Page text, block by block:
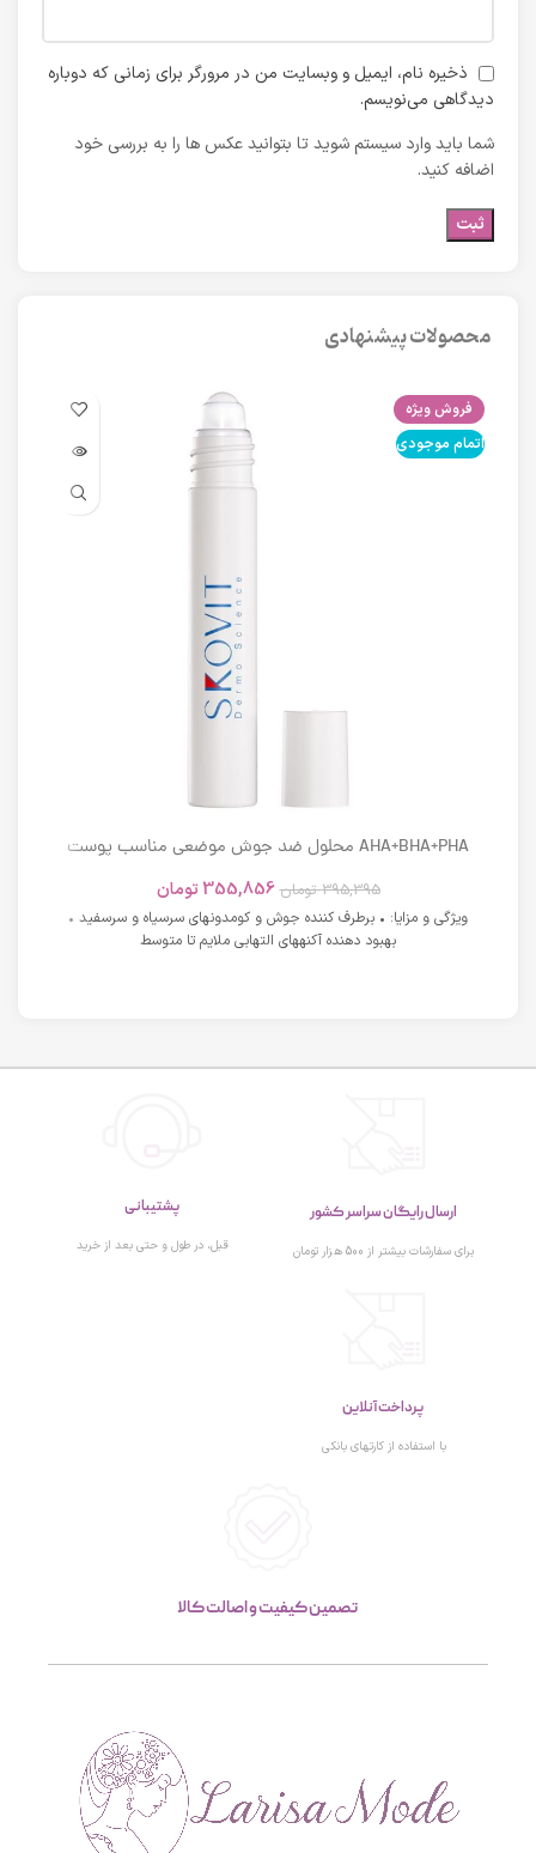
ذخیره نام، ایمیل و وبسایت من در مرورگر برای زمانی که دوباره
دیدگاهی می‌نویسم.
شما باید وارد سیستم شوید تا بتوانید عکس ها را به بررسی خود
اضافه کنید.
محصولات پیشنهادی
فروش ویژه
اتمام موجودی
AHA+BHA+PHA محلول ضد جوش موضعی مناسب پوست
395,395 تومان 355,856 تومان
ویژگی و مزایا: • برطرف کننده جوش و کومدونهای سرسیاه و سرسفید •
بهبود دهنده آکنههای التهابی ملایم تا متوسط
ارسال رایگان سراسر کشور
برای سفارشات بیشتر از 500 هزار تومان
پشتیبانی
قبل، در طول و حتی بعد از خرید
پرداخت آنلاین
با استفاده از کارتهای بانکی
تصمین کیفیت و اصالت کالا